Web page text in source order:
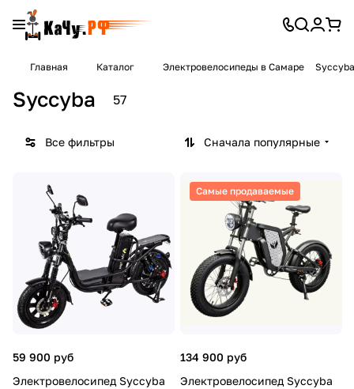
Главная Каталог Электровелосипеды в Самаре Syccyba
Syccyba 57
Все фильтры Сначала популярные
59 900 руб
Электровелосипед Syccyba
Самые продаваемые
134 900 руб
Электровелосипед Syccyba